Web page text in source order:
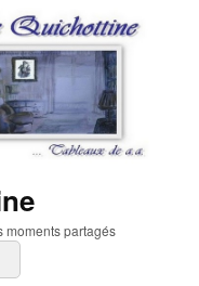
partagés